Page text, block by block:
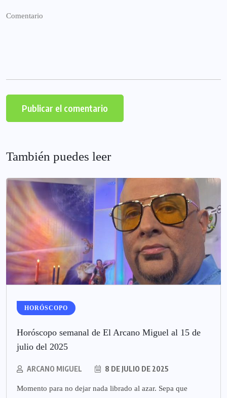
También puedes leer
HORÓSCOPO
Horóscopo semanal de El Arcano Miguel al 15 de
julio del 2025
ARCANO MIGUEL 8 DE JULIO DE 2025
Momento para no dejar nada librado al azar. Sepa que